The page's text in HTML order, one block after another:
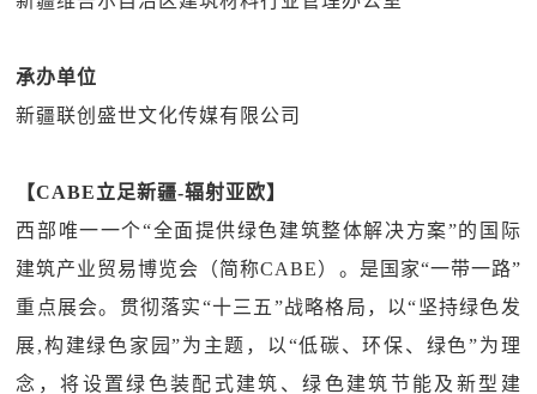
承办单位
新疆联创盛世文化传媒有限公司
【CABE立足新疆-辐射亚欧】
西部唯一一个“全面提供绿色建筑整体解决方案”的国际
建筑产业贸易博览会（简称CABE）。是国家“一带一路”
重点展会。贯彻落实“十三五”战略格局，以“坚持绿色发
展,构建绿色家园”为主题，以“低碳、环保、绿色”为理
念，将设置绿色装配式建筑、绿色建筑节能及新型建